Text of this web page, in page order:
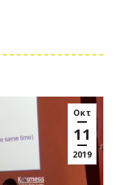
Οκτ
11
2019